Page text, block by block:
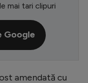
mai tari clipuri
Google
amendată cu